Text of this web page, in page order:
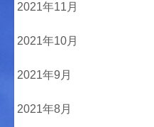
2021年11月
2021年10月
2021年9月
2021年8月